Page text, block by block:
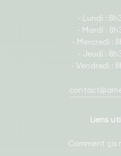
- Lundi :
- Mardi :
- Mercredi :
- Jeudi :
- Vendredi :
Liens
Comment ça